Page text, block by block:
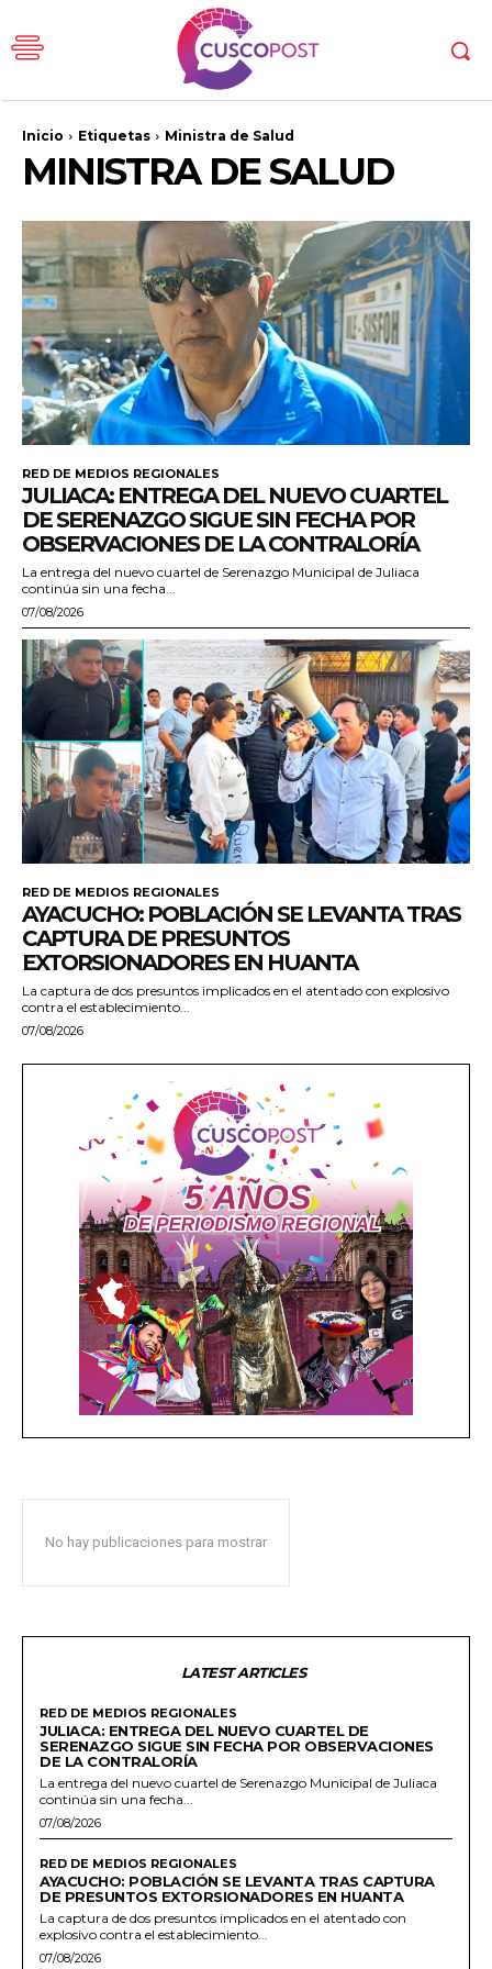
Inicio Etiquetas Ministra de Salud
MINISTRA DE SALUD
RED DE MEDIOS REGIONALES
JULIACA: ENTREGA DEL NUEVO CUARTEL
DE SERENAZGO SIGUE SIN FECHA POR
OBSERVACIONES DE LA CONTRALORÍA
La entrega del nuevo cuartel de Serenazgo Municipal de Juliaca
continúa sin una fecha...
07/08/2026
RED DE MEDIOS REGIONALES
AYACUCHO: POBLACIÓN SE LEVANTA TRAS
CAPTURA DE PRESUNTOS
EXTORSIONADORES EN HUANTA
La captura de dos presuntos implicados en el atentado con explosivo
contra el establecimiento...
07/08/2026
No hay publicaciones para mostrar
LATEST ARTICLES
RED DE MEDIOS REGIONALES
JULIACA: ENTREGA DEL NUEVO CUARTEL DE
SERENAZGO SIGUE SIN FECHA POR OBSERVACIONES
DE LA CONTRALORÍA
La entrega del nuevo cuartel de Serenazgo Municipal de Juliaca
continúa sin una fecha...
07/08/2026
RED DE MEDIOS REGIONALES
AYACUCHO: POBLACIÓN SE LEVANTA TRAS CAPTURA
DE PRESUNTOS EXTORSIONADORES EN HUANTA
La captura de dos presuntos implicados en el atentado con
explosivo contra el establecimiento...
07/08/2026